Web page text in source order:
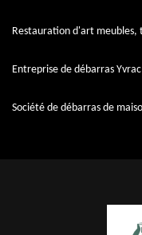
Restauration d'art meubles,
Entreprise de débarras
Société de débarras de